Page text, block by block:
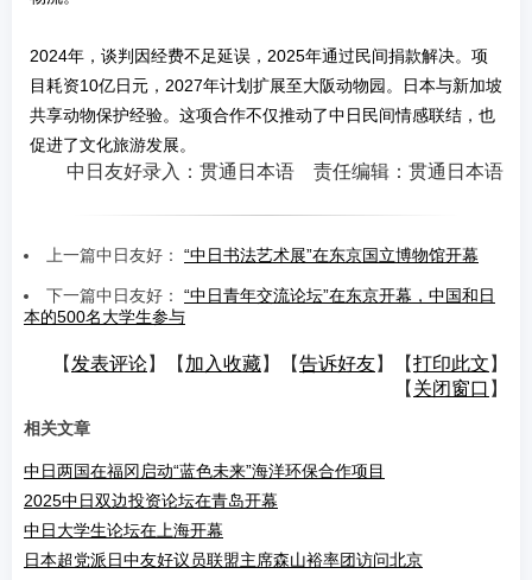
2024年，谈判因经费不足延误，2025年通过民间捐款解决。项
目耗资10亿日元，2027年计划扩展至大阪动物园。日本与新加坡
共享动物保护经验。这项合作不仅推动了中日民间情感联结，也
促进了文化旅游发展。
中日友好录入：贯通日本语 责任编辑：贯通日本语
上一篇中日友好： “中日书法艺术展”在东京国立博物馆开幕
下一篇中日友好： “中日青年交流论坛”在东京开幕，中国和日
本的500名大学生参与
【 发表评论】【 加入收藏】【告诉好友】【打印此文 】
【 关闭窗口 】
相关文章
中日两国在福冈启动“蓝色未来”海洋环保合作项目
2025中日双边投资论坛在青岛开幕
中日大学生论坛在上海开幕
日本超党派日中友好议员联盟主席森山裕率团访问北京